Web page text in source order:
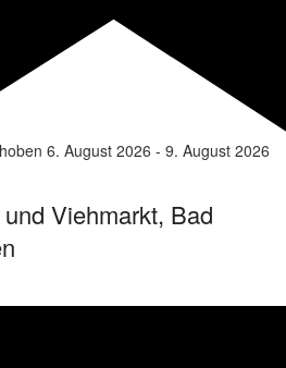
6. August 2026 - 9. August 2026
Viehmarkt, Bad